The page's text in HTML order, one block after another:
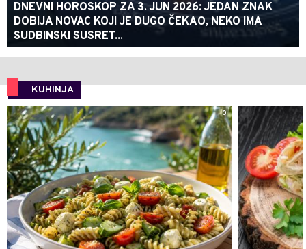
DNEVNI HOROSKOP ZA 3. JUN 2026: JEDAN ZNAK
DOBIJA NOVAC KOJI JE DUGO ČEKAO, NEKO IMA
SUDBINSKI SUSRET...
KUHINJA
0